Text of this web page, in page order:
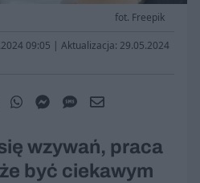
fot. Freepik
09:05 | Aktualizacja: 29.05.2024
wzywań, praca
być ciekawym